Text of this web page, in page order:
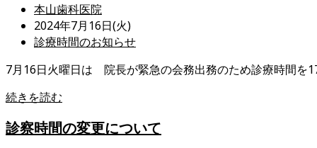
の
お
願
い
投
稿
者:
本山歯科医院
投
稿
開
日:
2024年7月16日(火)
投
カ
テ
ゴ
リ
ー:
診療時間のお知らせ
7月16日火曜日は 院長が緊急の会務出務のため診療時間を
続きを読む
時
診察時間の変更について